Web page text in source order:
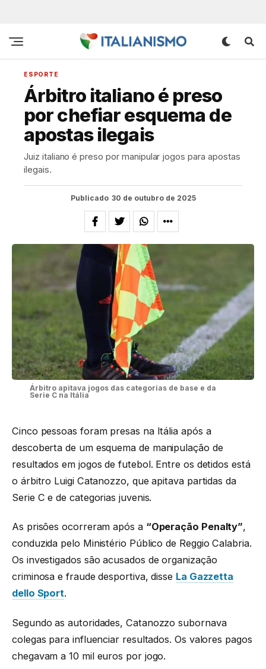
ESPORTE
Árbitro italiano é preso
por chefiar esquema de
apostas ilegais
Juiz italiano é preso por manipular jogos para apostas
ilegais.
Publicado 30 de outubro de 2025
Árbitro apitava jogos das categorias de base e da
Serie C na Itália
Cinco pessoas foram presas na Itália após a
descoberta de um esquema de manipulação de
resultados em jogos de futebol. Entre os detidos está
o árbitro Luigi Catanozzo, que apitava partidas da
Serie C e de categorias juvenis.
As prisões ocorreram após a “Operação Penalty”,
conduzida pelo Ministério Público de Reggio Calabria.
Os investigados são acusados de organização
criminosa e fraude desportiva, disse La Gazzetta
dello Sport.
Segundo as autoridades, Catanozzo subornava
colegas para influenciar resultados. Os valores pagos
chegavam a 10 mil euros por jogo.